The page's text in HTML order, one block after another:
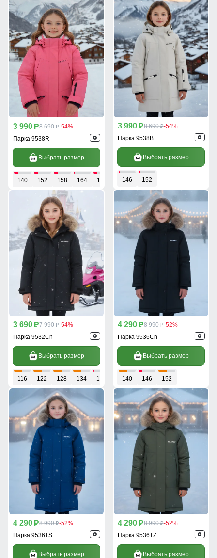
3 990 p8 690 p-54%
Парка 9538R
Выбрать размер
140 152 158 164 170
3 990 p8 690 p-54%
Парка 9538B
Выбрать размер
146 152
3 690 p7 990 p-54%
Парка 9532Ch
Выбрать размер
116 122 128 134 140 146
4 290 p8 990 p-52%
Парка 9536Ch
Выбрать размер
140 146 152
4 290 p8 990 p-52%
Парка 9536TS
Выбрать размер
4 290 p8 990 p-52%
Парка 9536TZ
Выбрать размер